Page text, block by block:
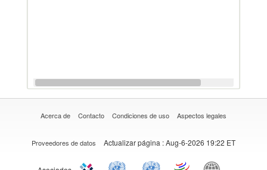
Acerca de Contacto Condiciones de uso Aspectos legales
Proveedores de datos Actualizar página : Aug-6-2026 19:22 ET